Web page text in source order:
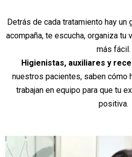
Detrás de cada tratamiento hay un
acompaña, te escucha, organiza tu
más fácil.
Higienistas, auxiliares y
nuestros pacientes, saben cómo
trabajan en equipo para que tu
positiva.